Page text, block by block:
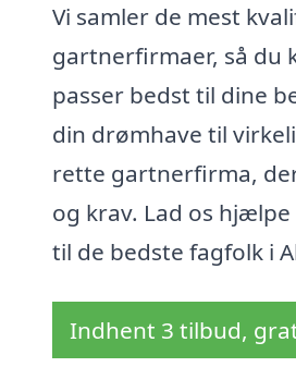
Vi samler de mest
gartnerfirmaer, så du
passer bedst til dine
din drømhave til
rette gartnerfirma,
og krav. Lad os
til de bedste fagfolk i
Indhent 3 tilbud,